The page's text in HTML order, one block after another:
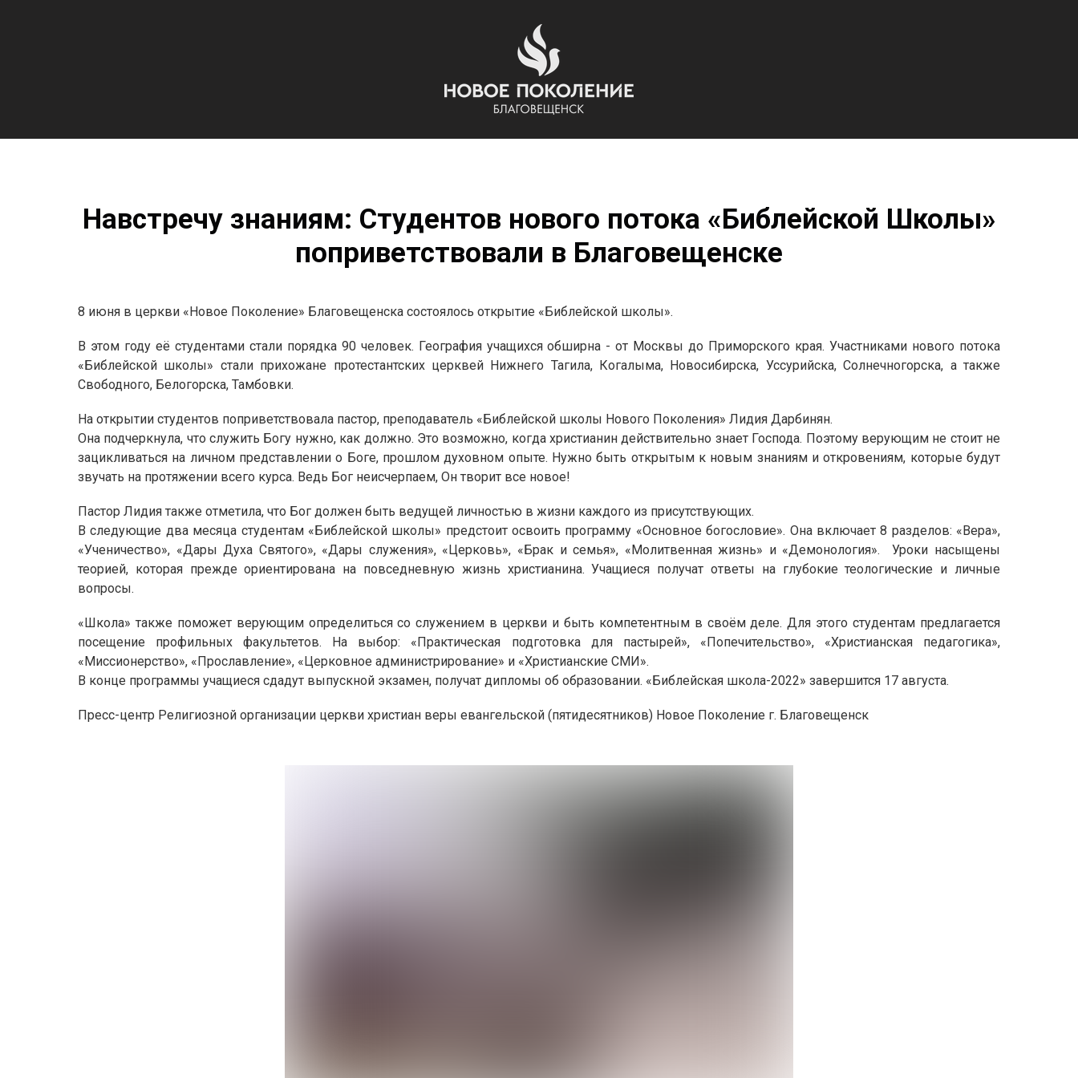
Навстречу знаниям: Студентов нового потока «Библейской Школы»
поприветствовали в Благовещенске
8 июня в церкви «Новое Поколение» Благовещенска состоялось открытие «Библейской школы».
В этом году её студентами стали порядка 90 человек. География учащихся обширна - от Москвы до Приморского края. Участниками нового потока
«Библейской школы» стали прихожане протестантских церквей Нижнего Тагила, Когалыма, Новосибирска, Уссурийска, Солнечногорска, а также
Свободного, Белогорска, Тамбовки.
На открытии студентов поприветствовала пастор, преподаватель «Библейской школы Нового Поколения» Лидия Дарбинян.
Она подчеркнула, что служить Богу нужно, как должно. Это возможно, когда христианин действительно знает Господа. Поэтому верующим не стоит не
зацикливаться на личном представлении о Боге, прошлом духовном опыте. Нужно быть открытым к новым знаниям и откровениям, которые будут
звучать на протяжении всего курса. Ведь Бог неисчерпаем, Он творит все новое!
Пастор Лидия также отметила, что Бог должен быть ведущей личностью в жизни каждого из присутствующих.
В следующие два месяца студентам «Библейской школы» предстоит освоить программу «Основное богословие». Она включает 8 разделов: «Вера»,
«Ученичество», «Дары Духа Святого», «Дары служения», «Церковь», «Брак и семья», «Молитвенная жизнь» и «Демонология». Уроки насыщены
теорией, которая прежде ориентирована на повседневную жизнь христианина. Учащиеся получат ответы на глубокие теологические и личные
вопросы.
«Школа» также поможет верующим определиться со служением в церкви и быть компетентным в своём деле. Для этого студентам предлагается
посещение профильных факультетов. На выбор: «Практическая подготовка для пастырей», «Попечительство», «Христианская педагогика»,
«Миссионерство», «Прославление», «Церковное администрирование» и «Христианские СМИ».
В конце программы учащиеся сдадут выпускной экзамен, получат дипломы об образовании. «Библейская школа-2022» завершится 17 августа.
Пресс-центр Религиозной организации церкви христиан веры евангельской (пятидесятников) Новое Поколение г. Благовещенск